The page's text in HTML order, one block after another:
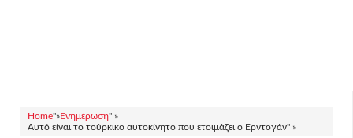
Home"»Ενημέρωση" »
Αυτό είναι το τούρκικο αυτοκίνητο που ετοιμάζει ο Ερντογάν" »